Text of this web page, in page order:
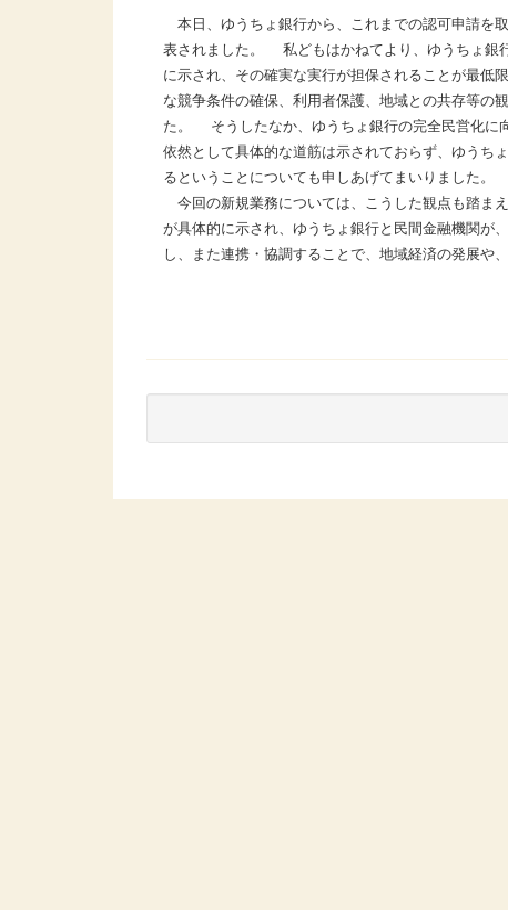
本日、ゆうちょ銀行から、これまでの認可申請を
表されました。 私どもはかねてより、ゆうちょ銀
に示され、その確実な実行が担保されることが最低
な競争条件の確保、利用者保護、地域との共存等の
た。 そうしたなか、ゆうちょ銀行の完全民営化に
依然として具体的な道筋は示されておらず、ゆうち
るということについても申しあげてまいりました。
今回の新規業務については、こうした観点も踏ま
が具体的に示され、ゆうちょ銀行と民間金融機関が
し、また連携・協調することで、地域経済の発展や